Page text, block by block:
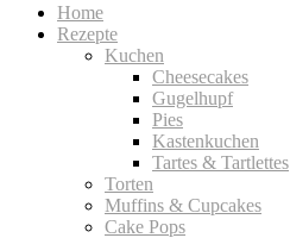
Home
Rezepte
Kuchen
Cheesecakes
Gugelhupf
Pies
Kastenkuchen
Tartes & Tartlettes
Torten
Muffins & Cupcakes
Cake Pops